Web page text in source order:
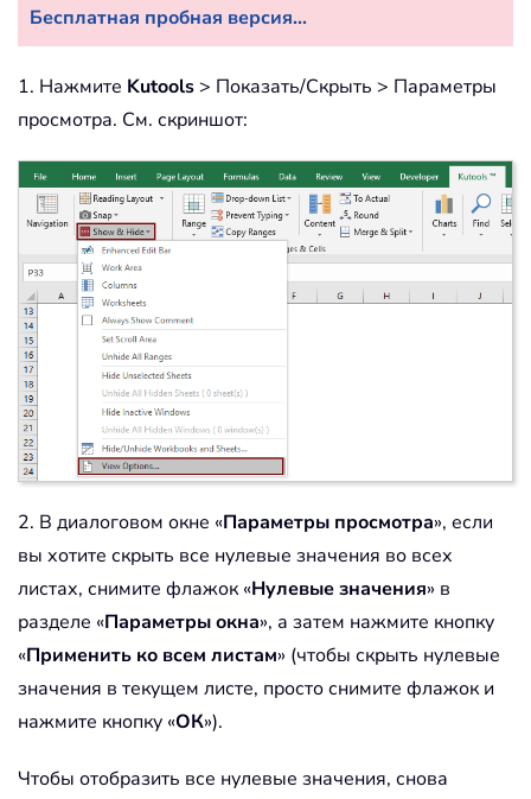
Бесплатная пробная версия...
1. Нажмите Kutools > Показать/Скрыть > Параметры
просмотра. См. скриншот:
2. В диалоговом окне «Параметры просмотра», если
вы хотите скрыть все нулевые значения во всех
листах, снимите флажок «Нулевые значения» в
разделе «Параметры окна», а затем нажмите кнопку
«Применить ко всем листам» (чтобы скрыть нулевые
значения в текущем листе, просто снимите флажок и
нажмите кнопку «ОК»).
Чтобы отобразить все нулевые значения, снова